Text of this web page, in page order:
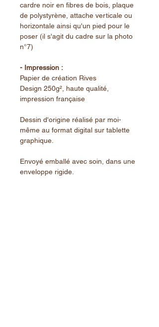
cardre noir en fibres de bois, plaque
de polystyrène, attache verticale ou
horizontale ainsi qu'un pied pour le
poser (il s'agit du cadre sur la photo
n°7)
- Impression :
Papier de création Rives
Design 250g², haute qualité,
impression française
Dessin d'origine réalisé par moi-
même au format digital sur tablette
graphique.
Envoyé emballé avec soin, dans une
enveloppe rigide.